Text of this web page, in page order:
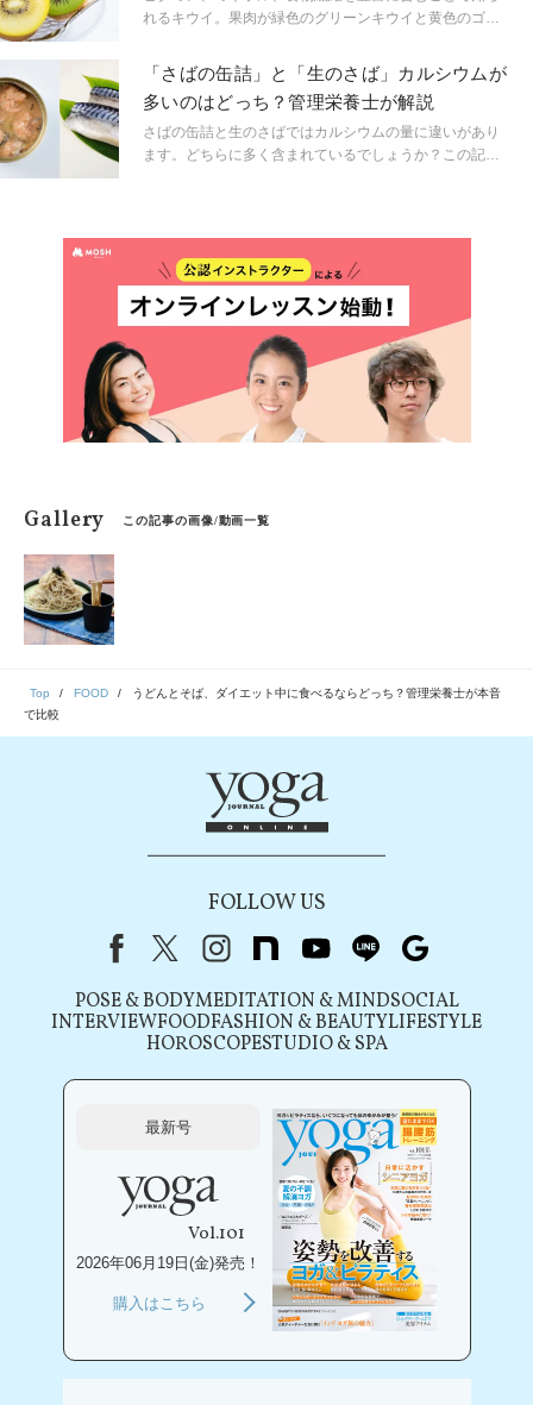
れるキウイ。果肉が緑色のグリーンキウイと黄色のゴー
す。どちらのキウイがビタミンＣが豊富に含まれている
でしょうか？この記事ではキウイのビタミンＣ量の比較
とそれぞれのキウイの特徴を管理栄養士が解説します。
「さばの缶詰」と「生のさば」カルシウムが
多いのはどっち？管理栄養士が解説
さばの缶詰と生のさばではカルシウムの量に違いがあり
ます。どちらに多く含まれているでしょうか？この記事
Gallery この記事の画像/動画一覧
Top FOOD
うどんとそば、ダイエット中に食べるならどっち？管理栄養士が本音
で比較
FOLLOW US
FacebookX（旧Twitter）
instagram
note youtubeline
POSE & BODYMEDITATION & MINDSOCIAL
INTERVIEWFOODFASHION & BEAUTYLIFESTYLE
HOROSCOPESTUDIO & SPA
最新号
Vol.101
2026年06月19日(金)発売！
購入はこちら